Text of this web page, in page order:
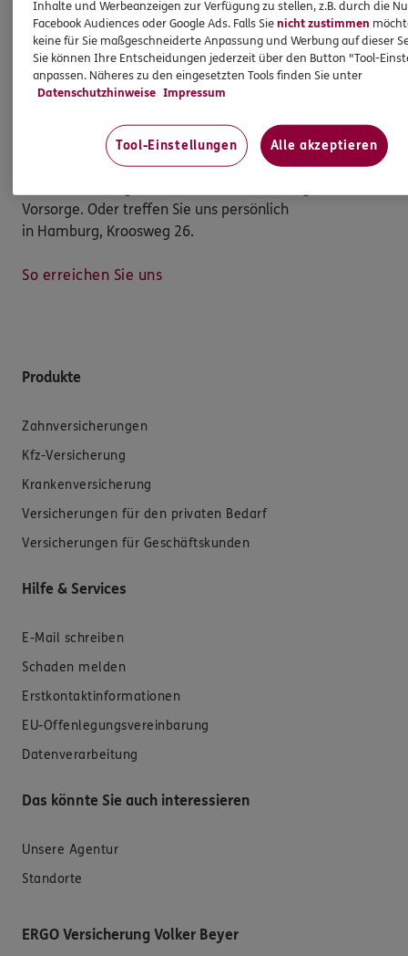
Volker Beyer
Versicherungsfachmann
(BWV)
Tel: 040/22605852
Mobil: 0170/5413673
Damit Sie Ihre Zukunft optimistisch gestalten können:
Vorsorge. Oder treffen Sie uns persönlich
in Hamburg, Kroosweg 26.
So erreichen Sie uns
Produkte
Zahnversicherungen
Kfz-Versicherung
Krankenversicherung
Versicherungen für den privaten Bedarf
Versicherungen für Geschäftskunden
Hilfe & Services
E-Mail schreiben
Schaden melden
Erstkontaktinformationen
EU-Offenlegungsvereinbarung
Datenverarbeitung
Das könnte Sie auch interessieren
Unsere Agentur
Standorte
ERGO Versicherung Volker Beyer
Inhalte und Werbeanzeigen zur Verfügung zu stellen, z.B. durch die
Facebook Audiences oder Google Ads. Falls Sienicht zustimmen
keine für Sie maßgeschneiderte Anpassung und Werbung auf dieser
Sie können Ihre Entscheidungen jederzeit über den Button "Tool-
anpassen. Näheres zu den eingesetzten Tools finden Sie unter
Datenschutzhinweise Impressum
Tool-Einstellungen Alle akzeptieren